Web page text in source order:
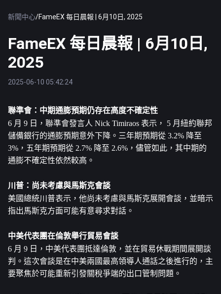
新聞中心/FameEX 每日晨報 | 6月10日, 2025
FameEX 每日晨報 | 6月10日,
2025
2025-06-10 05:42:24
聯準會：中期通膨預期仍存在高度不確定性
6 月 9 日，聯準會發言人 Nick Timiraos 表示， 5 月紐約聯邦
儲備銀行的通膨預期意外下降。三年期預期從 3.2% 降至
3%，五年期預期從 2.7% 降至 2.6%，儘管如此，其中期的
通膨不確定性依然較高。
川普：尚未考慮與馬斯克會談
美國總統川普表示，他尚未考慮與馬斯克展開會談，並暗示
指出馬斯克方面可能有意尋求對話。
中美代表團在倫敦舉行貿易會談
6 月 9 日，中美代表團抵達倫敦，並在貿易休戰期間展開談
判。這次會談是在中美兩國最高領導人通話之後進行的，主
要聚焦於可能重新引發關稅爭端的出口管制問題。